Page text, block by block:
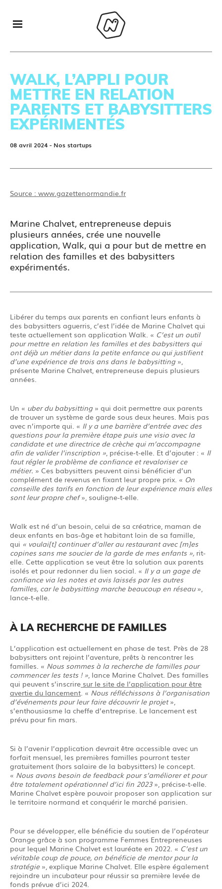
WALK, L’APPLI POUR
METTRE EN RELATION
PARENTS ET BABYSITTERS
EXPÉRIMENTÉS
08 avril 2024 - Nos startups
Source : www.gazettenormandie.fr
Marine Chalvet, entrepreneuse depuis
plusieurs années, crée une nouvelle
application, Walk, qui a pour but de mettre en
relation des familles et des babysitters
expérimentés.
Libérer du temps aux parents en confiant leurs enfants à
des babysitters aguerris, c’est l’idée de Marine Chalvet qui
teste actuellement son application Walk. « C’est un outil
pour mettre en relation les familles et des babysitters qui
ont déjà un métier dans la petite enfance ou qui justifient
d’une expérience de trois ans dans le babysitting »,
présente Marine Chalvet, entrepreneuse depuis plusieurs
années.
Un « uber du babysitting » qui doit permettre aux parents
de trouver un système de garde sous deux heures. Mais pas
avec n’importe qui. « Il y a une barrière d’entrée avec des
questions pour la première étape puis une visio avec la
candidate et une directrice de crèche qui m’accompagne
afin de valider l’inscription », précise-t-elle. Et d’ajouter : « Il
faut régler le problème de confiance et revaloriser ce
métier. » Ces babysitters peuvent ainsi bénéficier d’un
complément de revenus en fixant leur propre prix. « On
conseille des tarifs en fonction de leur expérience mais elles
sont leur propre chef», souligne-t-elle.
Walk est né d’un besoin, celui de sa créatrice, maman de
deux enfants en bas-âge et habitant loin de sa famille,
qui « voulai[t] continuer d’aller au restaurant avec [m]es
copines sans me soucier de la garde de mes enfants », rit-
elle. Cette application se veut être la solution aux parents
isolés et pour redonner du lien social. « Il y a un gage de
confiance via les notes et avis laissés par les autres
familles, car le babysitting marche beaucoup en réseau »,
lance-t-elle.
À LA RECHERCHE DE FAMILLES
L’application est actuellement en phase de test. Près de 28
babysitters ont rejoint l’aventure, prêts à rencontrer les
familles. « Nous sommes à la recherche de familles pour
commencer les tests ! », lance Marine Chalvet. Des familles
qui peuvent s’inscrire sur le site de l’application pour être
avertie du lancement. « Nous réfléchissons à l’organisation
d’événements pour leur faire découvrir le projet»,
s’enthousiasme la cheffe d’entreprise. Le lancement est
prévu pour fin mars.
Si à l’avenir l’application devrait être accessible avec un
forfait mensuel, les premières familles pourront tester
gratuitement (hors salaire de la babysitters) le concept.
« Nous avons besoin de feedback pour s’améliorer et pour
être totalement opérationnel d’ici fin 2023», précise-t-elle.
Marine Chalvet espère pouvoir proposer son application sur
le territoire normand et conquérir le marché parisien.
Pour se développer, elle bénéficie du soutien de l’opérateur
Orange grâce à son programme Femmes Entrepreneuses
pour lequel Marine Chalvet est lauréate en 2022. « C’est un
véritable coup de pouce, on bénéficie de mentor pour la
stratégie », explique Marine Chalvet. Elle espère également
rejoindre un incubateur pour réussir sa première levée de
fonds prévue d’ici 2024.